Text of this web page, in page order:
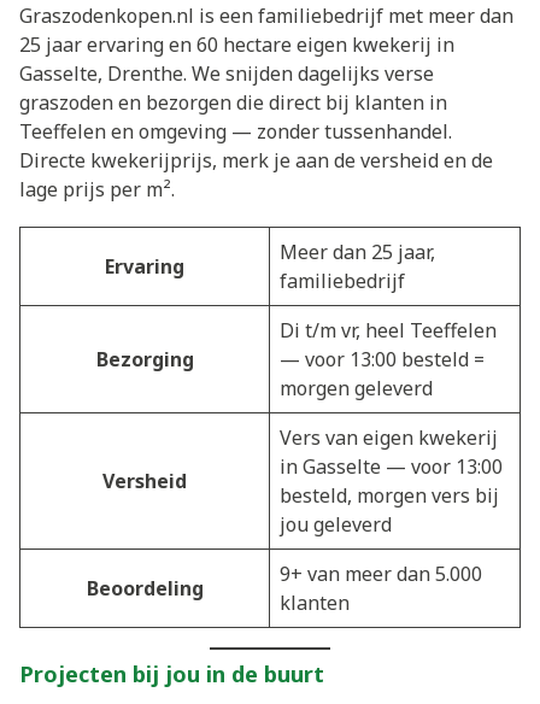
Graszodenkopen.nl is een familiebedrijf met meer dan
25 jaar ervaring en 60 hectare eigen kwekerij in
Gasselte, Drenthe. We snijden dagelijks verse
graszoden en bezorgen die direct bij klanten in
Teeffelen en omgeving — zonder tussenhandel.
Directe kwekerijprijs, merk je aan de versheid en de
lage prijs per m².
Ervaring
Meer dan 25 jaar,
familiebedrijf
Bezorging
Di t/m vr, heel Teeffelen
— voor 13:00 besteld =
morgen geleverd
Versheid
Vers van eigen kwekerij
in Gasselte — voor 13:00
besteld, morgen vers bij
jou geleverd
Beoordeling
9+ van meer dan 5.000
klanten
Projecten bij jou in de buurt